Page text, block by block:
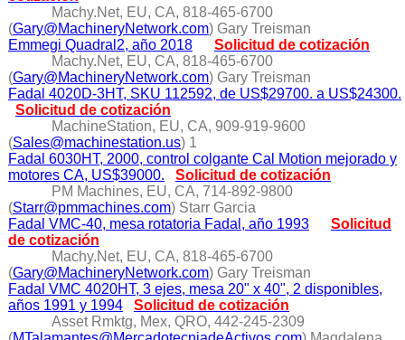
Machy.Net, EU, CA, 818-465-6700
(Gary@MachineryNetwork.com) Gary Treisman
Emmegi Quadral2, año 2018
Solicitud de cotización
Machy.Net, EU, CA, 818-465-6700
(Gary@MachineryNetwork.com) Gary Treisman
Fadal 4020D-3HT, SKU 112592, de US$29700. a US$24300.
Solicitud de cotización
MachineStation, EU, CA, 909-919-9600
(Sales@machinestation.us) 1
Fadal 6030HT, 2000, control colgante Cal Motion mejorado y
motores CA, US$39000.
Solicitud de cotización
PM Machines, EU, CA, 714-892-9800
(Starr@pmmachines.com) Starr Garcia
Fadal VMC-40, mesa rotatoria Fadal, año 1993
Solicitud
de cotización
Machy.Net, EU, CA, 818-465-6700
(Gary@MachineryNetwork.com) Gary Treisman
Fadal VMC 4020HT, 3 ejes, mesa 20" x 40", 2 disponibles,
años 1991 y 1994
Solicitud de cotización
Asset Rmktg, Mex, QRO, 442-245-2309